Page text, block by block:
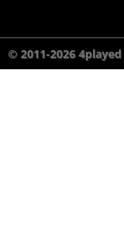
© 2011-2026 4played